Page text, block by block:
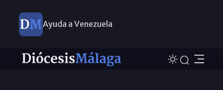
Ayuda a Venezuela